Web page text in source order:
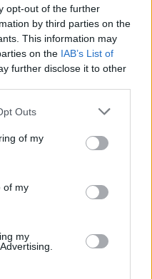
opt-out of the further
by third parties on the
This information may
on the IAB’s List of
further disclose it to other
uses one or more Google
You may click to
its third-party tags to
purposes in below Google
Outs
of my
of my
my